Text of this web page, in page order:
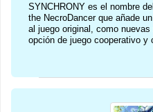
SYNCHRONY es el nombre
the NecroDancer que añade
al juego original, como
opción de juego cooperativo y